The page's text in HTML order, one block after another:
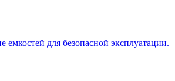
для безопасной эксплуатации.